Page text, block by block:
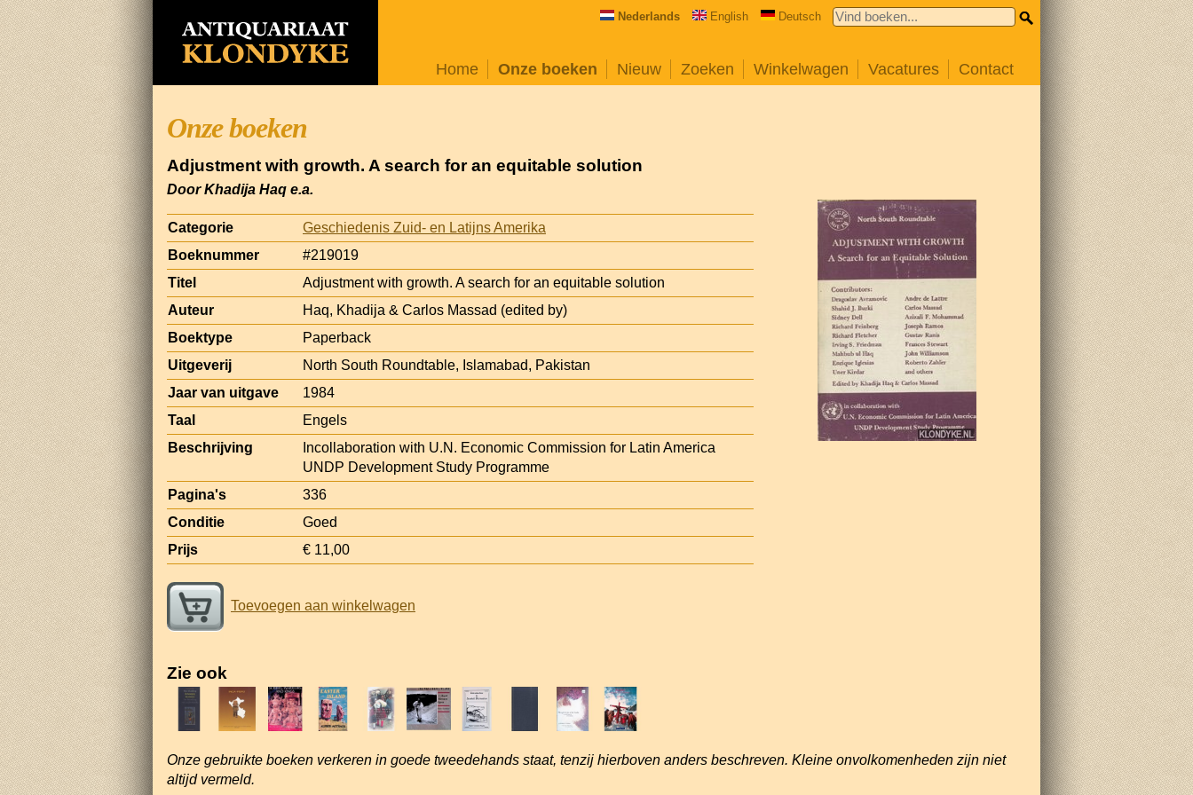
Nederlands English Deutsch
Home Onze boeken Nieuw Zoeken Winkelwagen Vacatures Contact
Onze boeken
Adjustment with growth. A search for an equitable solution
Door Khadija Haq e.a.
Categorie
Geschiedenis Zuid- en Latijns Amerika
Boeknummer
#219019
Titel
Adjustment with growth. A search for an equitable solution
Auteur
Haq, Khadija & Carlos Massad (edited by)
Boektype
Paperback
Uitgeverij
North South Roundtable, Islamabad, Pakistan
Jaar van uitgave
1984
Taal
Engels
Beschrijving
Incollaboration with U.N. Economic Commission for Latin America
UNDP Development Study Programme
Pagina's
336
Conditie
Goed
Prijs
€ 11,00
Toevoegen aan winkelwagen
Zie ook
Onze gebruikte boeken verkeren in goede tweedehands staat, tenzij hierboven anders beschreven. Kleine onvolkomenheden zijn niet
altijd vermeld.